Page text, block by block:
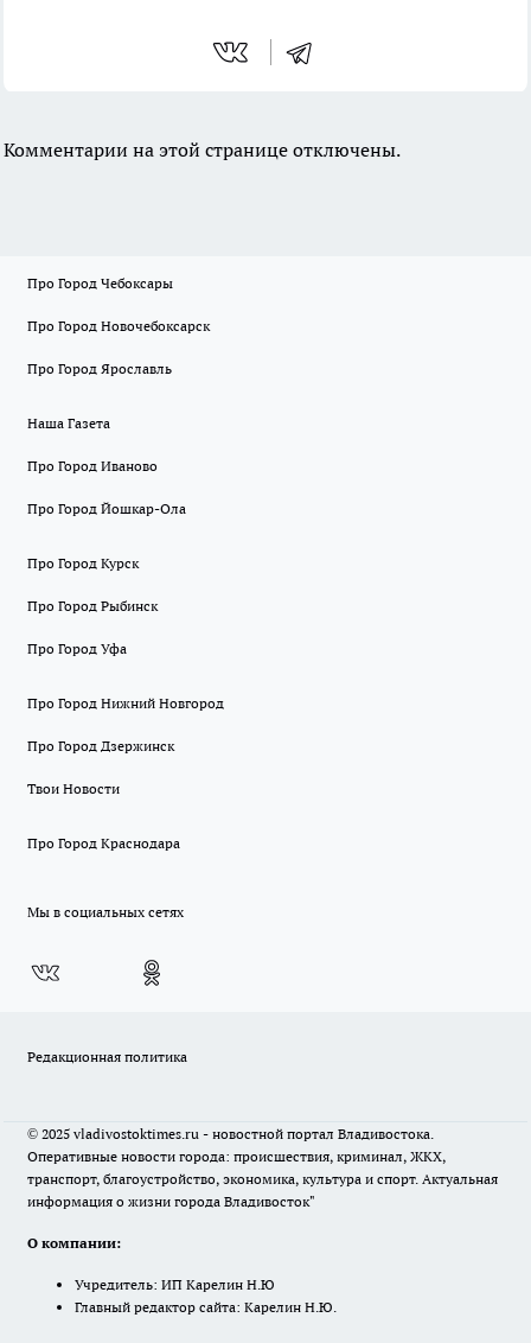
Комментарии на этой странице отключены.
Про Город Чебоксары
Про Город Новочебоксарск
Про Город Ярославль
Наша Газета
Про Город Иваново
Про Город Йошкар-Ола
Про Город Курск
Про Город Рыбинск
Про Город Уфа
Про Город Нижний Новгород
Про Город Дзержинск
Твои Новости
Про Город Краснодара
Мы в социальных сетях
Редакционная политика
© 2025 vladivostoktimes.ru - новостной портал Владивостока.
Оперативные новости города: происшествия, криминал, ЖКХ,
транспорт, благоустройство, экономика, культура и спорт. Актуальная
информация о жизни города Владивосток"
О компании:
Учредитель: ИП Карелин Н.Ю
Главный редактор сайта: Карелин Н.Ю.